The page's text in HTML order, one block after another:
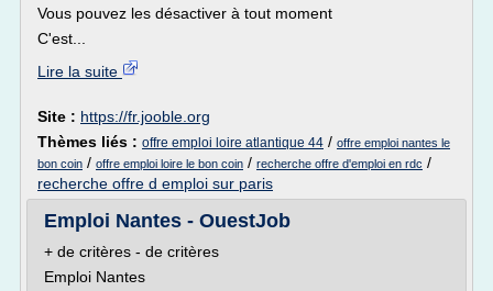
Vous pouvez les désactiver à tout moment
C'est...
Lire la suite
Site : https://fr.jooble.org
Thèmes liés : offre emploi loire atlantique 44 / offre emploi nantes le
bon coin / offre emploi loire le bon coin / recherche offre d'emploi en rdc /
recherche offre d emploi sur paris
Emploi Nantes - OuestJob
+ de critères - de critères
Emploi Nantes